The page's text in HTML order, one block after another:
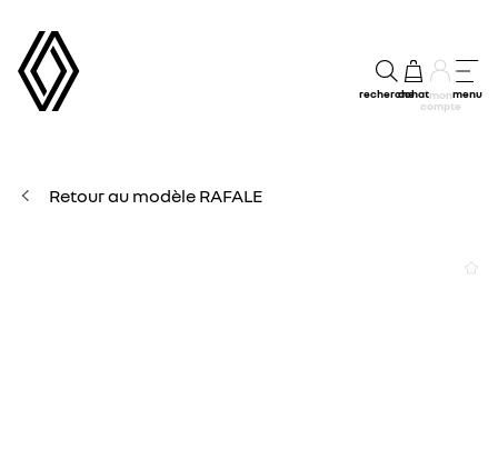
rechercheachatmon
compte
menu
Retour au modèle RAFALE